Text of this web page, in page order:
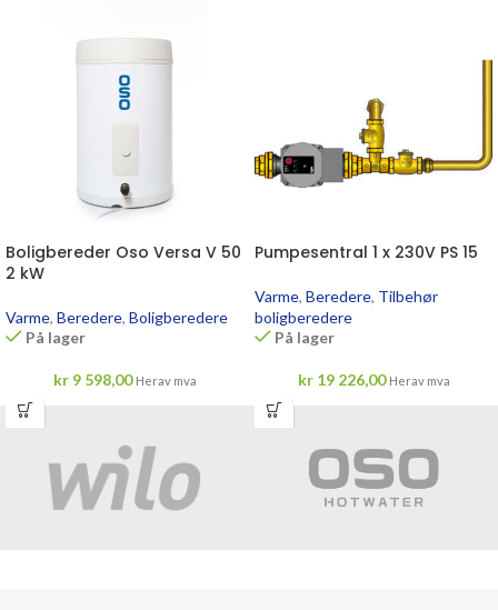
Boligbereder Oso Versa V 50
2 kW
Varme, Beredere, Boligberedere
På lager
kr9 598,00 Herav mva
Pumpesentral 1 x 230V PS 15
Varme, Beredere, Tilbehør
boligberedere
På lager
kr19 226,00 Herav mva